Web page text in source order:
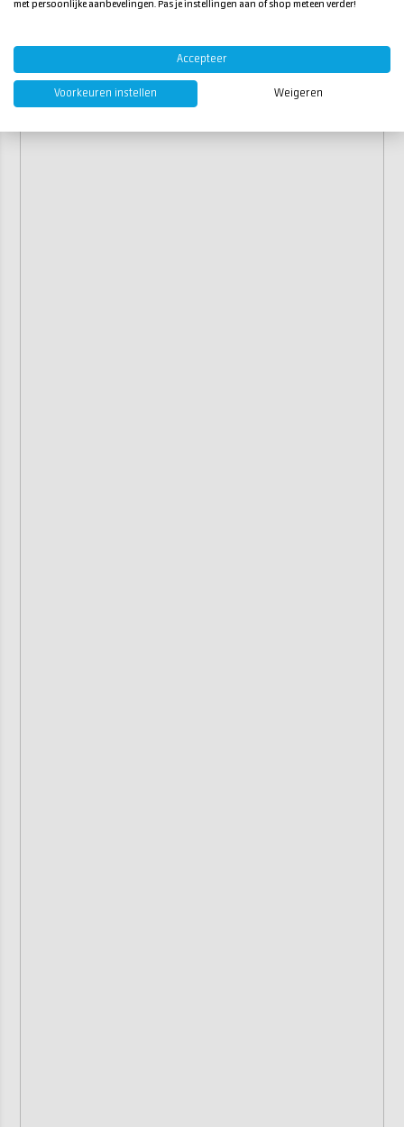
met persoonlijke aanbevelingen. Pas je instellingen aan of shop meteen verder!
Accepteer
Voorkeuren instellen Weigeren